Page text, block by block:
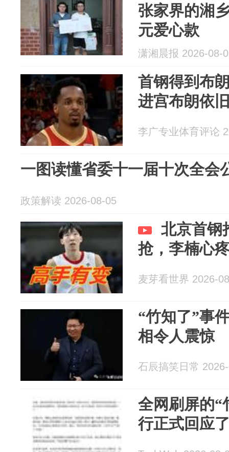
张家界的湘
元爱心款
潇湘晨报 2026-08-
首钢得到布
进宫布朗依
李广专业体育评论
一图读懂省委十一届十次全会
政策解读 2026-08-05
北京首钢
抢，李楠心
麦芽看世界 2026-
“竹知了”事
相令人震惊
石辰搞笑日常
全网刷屏的“
行正式回应